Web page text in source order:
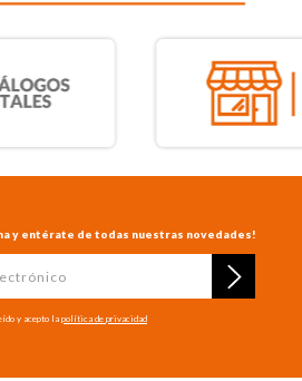
y entérate de todas nuestras novedades!
y acepto lapolítica de privacidad